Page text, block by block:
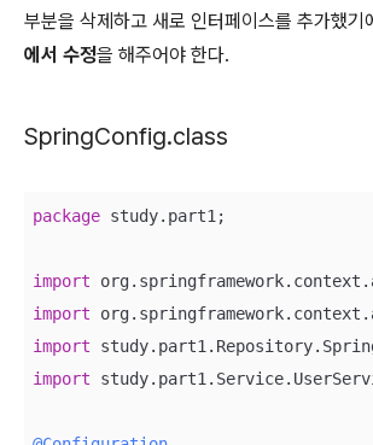
부분을 삭제하고 새로 인터페이스를 추가했기
에서 수정을 해주어야 한다.
SpringConfig.class
package study.part1;
import
import
import
import